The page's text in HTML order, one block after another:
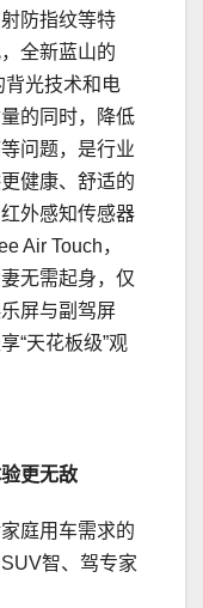
防指纹等特
全新蓝山的
背光技术和电
的同时，降低
问题，是行业
健康、舒适的
外感知传感器
Air Touch，
无需起身，仅
屏与副驾屏
“天花板级”观
更无敌
庭用车需求的
智、驾专家